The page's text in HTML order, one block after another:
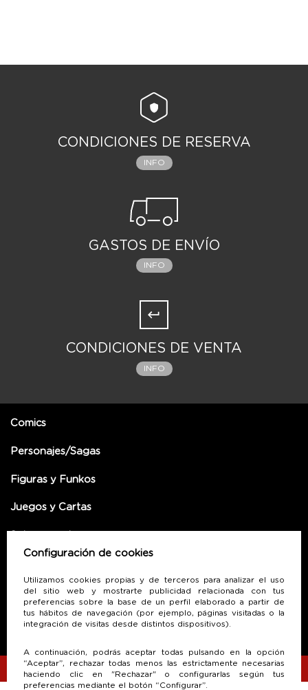
Configuración de cookies
Utilizamos cookies propias y de terceros para analizar el uso
del sitio web y mostrarte publicidad relacionada con tus
preferencias sobre la base de un perfil elaborado a partir de
tus hábitos de navegación (por ejemplo, páginas visitadas o la
integración de visitas desde distintos dispositivos).
A continuación, podrás aceptar todas pulsando en la opción
“Aceptar”, rechazar todas menos las estrictamente necesarias
haciendo clic en "Rechazar" o configurarlas según tus
preferencias mediante el botón “Configurar”.
CONDICIONES DE RESERVA
INFO
GASTOS DE ENVÍO
INFO
CONDICIONES DE VENTA
INFO
Comics
Personajes/Sagas
Figuras y Funkos
Juegos y Cartas